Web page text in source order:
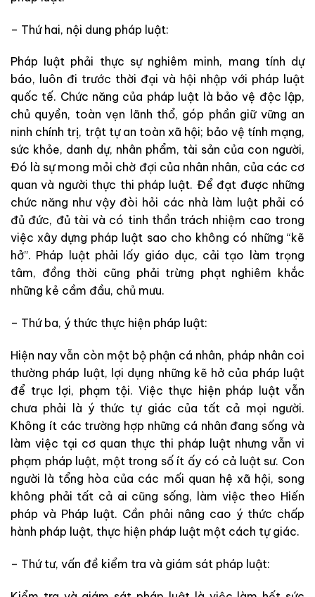
– Thứ hai, nội dung pháp luật:
Pháp luật phải thực sự nghiêm minh, mang tính dự
báo, luôn đi trước thời đại và hội nhập với pháp luật
quốc tế. Chức năng của pháp luật là bảo vệ độc lập,
chủ quyền, toàn vẹn lãnh thổ, góp phần giữ vững an
ninh chính trị, trật tự an toàn xã hội; bảo vệ tính mạng,
sức khỏe, danh dự, nhân phẩm, tài sản của con người,
Đó là sự mong mỏi chờ đợi của nhân nhân, của các cơ
quan và người thực thi pháp luật. Để đạt được những
chức năng như vậy đòi hỏi các nhà làm luật phải có
đủ đức, đủ tài và có tinh thần trách nhiệm cao trong
việc xây dựng pháp luật sao cho không có những “kẽ
hở”. Pháp luật phải lấy giáo dục, cải tạo làm trọng
tâm, đồng thời cũng phải trừng phạt nghiêm khắc
những kẻ cầm đầu, chủ mưu.
– Thứ ba, ý thức thực hiện pháp luật:
Hiện nay vẫn còn một bộ phận cá nhân, pháp nhân coi
thường pháp luật, lợi dụng những kẽ hở của pháp luật
để trục lợi, phạm tội. Việc thực hiện pháp luật vẫn
chưa phải là ý thức tự giác của tất cả mọi người.
Không ít các trường hợp những cá nhân đang sống và
làm việc tại cơ quan thực thi pháp luật nhưng vẫn vi
phạm pháp luật, một trong số ít ấy có cả luật sư. Con
người là tổng hòa của các mối quan hệ xã hội, song
không phải tất cả ai cũng sống, làm việc theo Hiến
pháp và Pháp luật. Cần phải nâng cao ý thức chấp
hành pháp luật, thực hiện pháp luật một cách tự giác.
– Thứ tư, vấn đề kiểm tra và giám sát pháp luật: